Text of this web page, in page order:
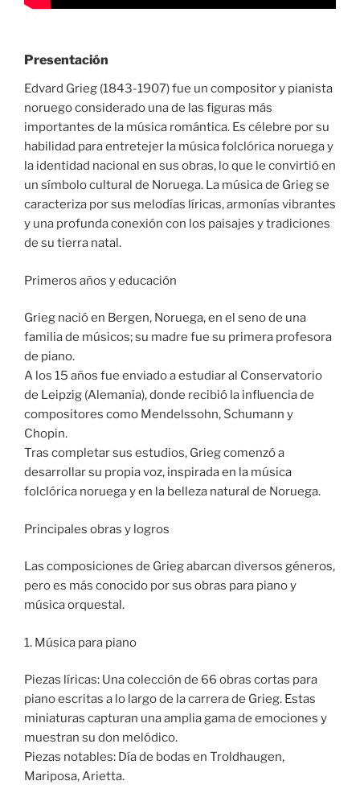
Presentación
Edvard Grieg (1843-1907) fue un compositor y pianista
noruego considerado una de las figuras más
importantes de la música romántica. Es célebre por su
habilidad para entretejer la música folclórica noruega y
la identidad nacional en sus obras, lo que le convirtió en
un símbolo cultural de Noruega. La música de Grieg se
caracteriza por sus melodías líricas, armonías vibrantes
y una profunda conexión con los paisajes y tradiciones
de su tierra natal.
Primeros años y educación
Grieg nació en Bergen, Noruega, en el seno de una
familia de músicos; su madre fue su primera profesora
de piano.
A los 15 años fue enviado a estudiar al Conservatorio
de Leipzig (Alemania), donde recibió la influencia de
compositores como Mendelssohn, Schumann y
Chopin.
Tras completar sus estudios, Grieg comenzó a
desarrollar su propia voz, inspirada en la música
folclórica noruega y en la belleza natural de Noruega.
Principales obras y logros
Las composiciones de Grieg abarcan diversos géneros,
pero es más conocido por sus obras para piano y
música orquestal.
1. Música para piano
Piezas líricas: Una colección de 66 obras cortas para
piano escritas a lo largo de la carrera de Grieg. Estas
miniaturas capturan una amplia gama de emociones y
muestran su don melódico.
Piezas notables: Día de bodas en Troldhaugen,
Mariposa, Arietta.